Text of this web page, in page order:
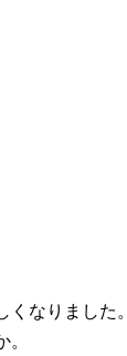
なりました。